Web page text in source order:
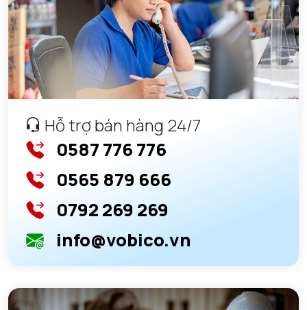
Hỗ trợ bán hàng 24/7
0587 776 776
0565 879 666
0792 269 269
info@vobico.vn